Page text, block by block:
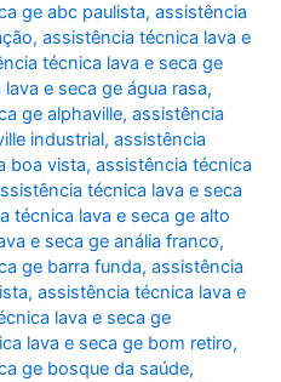
ge abc paulista,assistência
,assistência técnica lava e
técnica lava e seca ge
e seca ge água rasa,
ge alphaville,assistência
industrial,assistência
boa vista,assistência técnica
técnica lava e seca
técnica lava e seca ge alto
e seca ge anália franco,
ge barra funda,assistência
,assistência técnica lava e
lava e seca ge
lava e seca ge bom retiro,
ge bosque da saúde,